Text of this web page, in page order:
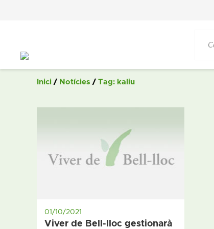
Inici / Notícies / Tag: kaliu
01/10/2021
Viver de Bell-lloc gestionarà